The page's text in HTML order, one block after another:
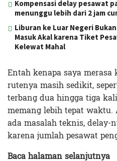
Kompensasi delay pesawat
menunggu lebih dari 2 jam
Liburan ke Luar Negeri
Masuk Akal karena Tiket
Kelewat Mahal
Entah kenapa saya
rutenya masih sedikit,
terbang dua hingga tiga
memang lebih tepat
ada masalah teknis, delay-
karena jumlah pesawat
Baca halaman selanjutnya